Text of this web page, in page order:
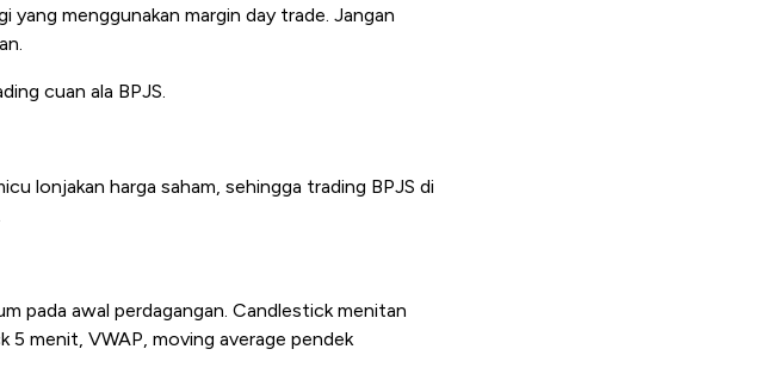
yang menggunakan margin day trade. Jangan
cuan ala BPJS.
lonjakan harga saham, sehingga trading BPJS di
pada awal perdagangan. Candlestick menitan
5 menit, VWAP, moving average pendek